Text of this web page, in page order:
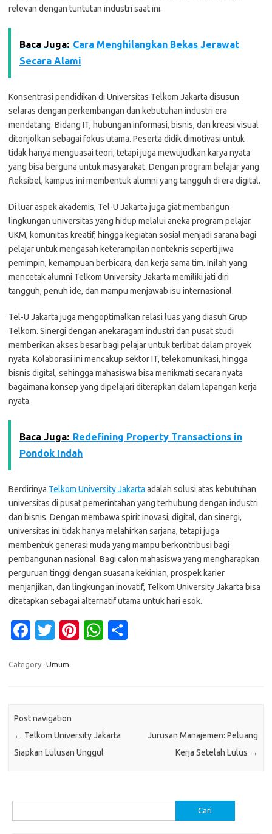
relevan dengan tuntutan industri saat ini.
Baca Juga: Cara Menghilangkan Bekas Jerawat
Secara Alami
Konsentrasi pendidikan di Universitas Telkom Jakarta disusun
selaras dengan perkembangan dan kebutuhan industri era
mendatang. Bidang IT, hubungan informasi, bisnis, dan kreasi visual
ditonjolkan sebagai fokus utama. Peserta didik dimotivasi untuk
tidak hanya menguasai teori, tetapi juga mewujudkan karya nyata
yang bisa berguna untuk masyarakat. Dengan program belajar yang
fleksibel, kampus ini membentuk alumni yang tangguh di era digital.
Di luar aspek akademis, Tel-U Jakarta juga giat membangun
lingkungan universitas yang hidup melalui aneka program pelajar.
UKM, komunitas kreatif, hingga kegiatan sosial menjadi sarana bagi
pelajar untuk mengasah keterampilan nonteknis seperti jiwa
pemimpin, kemampuan berbicara, dan kerja sama tim. Inilah yang
mencetak alumni Telkom University Jakarta memiliki jati diri
tangguh, penuh ide, dan mampu menjawab isu internasional.
Tel-U Jakarta juga mengoptimalkan relasi luas yang diasuh Grup
Telkom. Sinergi dengan anekaragam industri dan pusat studi
memberikan akses besar bagi pelajar untuk terlibat dalam proyek
nyata. Kolaborasi ini mencakup sektor IT, telekomunikasi, hingga
bisnis digital, sehingga mahasiswa bisa menikmati secara nyata
bagaimana konsep yang dipelajari diterapkan dalam lapangan kerja
nyata.
Baca Juga: Redefining Property Transactions in
Pondok Indah
Berdirinya Telkom University Jakarta adalah solusi atas kebutuhan
universitas di pusat pemerintahan yang terhubung dengan industri
dan bisnis. Dengan membawa spirit inovasi, digital, dan sinergi,
universitas ini tidak hanya melahirkan sarjana, tetapi juga
membentuk generasi muda yang mampu berkontribusi bagi
pembangunan nasional. Bagi calon mahasiswa yang mengharapkan
perguruan tinggi dengan suasana kekinian, prospek karier
menjanjikan, dan lingkungan inovatif, Telkom University Jakarta bisa
ditetapkan sebagai alternatif utama untuk hari esok.
Fa
e
o
k
T
it
Pi
W
p
Category: Umum
Post navigation
← Telkom University Jakarta
Siapkan Lulusan Unggul
Jurusan Manajemen: Peluang
Kerja Setelah Lulus →
untuk: